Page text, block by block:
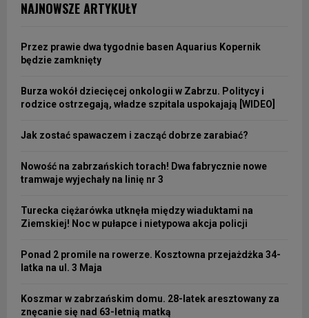
NAJNOWSZE ARTYKUŁY
Przez prawie dwa tygodnie basen Aquarius Kopernik
będzie zamknięty
Burza wokół dziecięcej onkologii w Zabrzu. Politycy i
rodzice ostrzegają, władze szpitala uspokajają [WIDEO]
Jak zostać spawaczem i zacząć dobrze zarabiać?
Nowość na zabrzańskich torach! Dwa fabrycznie nowe
tramwaje wyjechały na linię nr 3
Turecka ciężarówka utknęła między wiaduktami na
Ziemskiej! Noc w pułapce i nietypowa akcja policji
Ponad 2 promile na rowerze. Kosztowna przejażdżka 34-
latka na ul. 3 Maja
Koszmar w zabrzańskim domu. 28-latek aresztowany za
znęcanie się nad 63-letnią matką